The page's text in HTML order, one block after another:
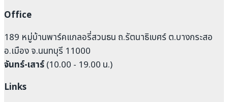
Office
189 หมู่บ้านพาร์คแกลอรี่สวนธน ถ.รัตนาธิเบศร์ ต.บางกระสอ
อ.เมือง จ.นนทบุรี 11000
จันทร์-เสาร์(10.00 - 19.00 น.)
Links